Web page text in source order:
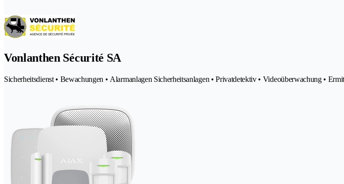
Vonlanthen Sécurité SA
Sicherheitsdienst • Bewachungen • Alarmanlagen Sicherheitsanlagen • Privatdetektiv • Videoüberwachung •